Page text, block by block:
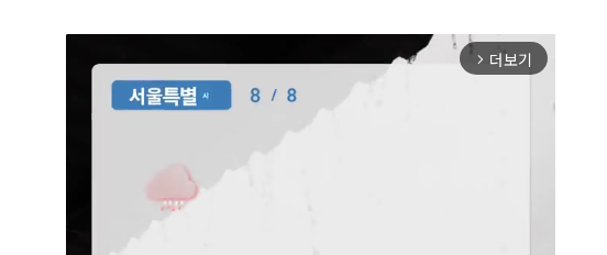
arrow_forward_ios 더보기